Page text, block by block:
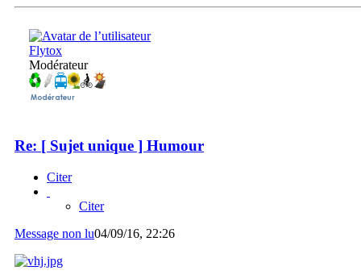
Flytox
Modérateur
Re: [ Sujet unique ] Humour
Citer
Citer
Message non lu04/09/16, 22:26